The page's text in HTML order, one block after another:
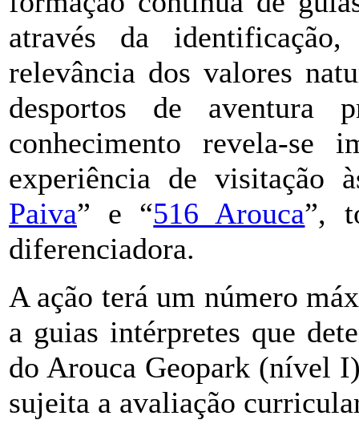
através da
relevância dos valores
desportos de aventura
conhecimento revela-se
experiência de visitação
Paiva” e “516 Arouca”,
diferenciadora.
A ação terá um número
a guias intérpretes que
do Arouca Geopark (nível
sujeita a avaliação